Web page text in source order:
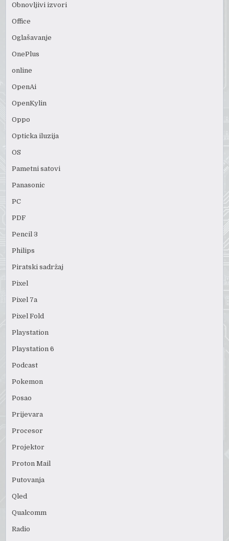
Obnovljivi izvori
Office
Oglašavanje
OnePlus
online
OpenAi
OpenKylin
Oppo
Opticka iluzija
OS
Pametni satovi
Panasonic
PC
PDF
Pencil 3
Philips
Piratski sadržaj
Pixel
Pixel 7a
Pixel Fold
Playstation
Playstation 6
Podcast
Pokemon
Posao
Prijevara
Procesor
Projektor
Proton Mail
Putovanja
Qled
Qualcomm
Radio